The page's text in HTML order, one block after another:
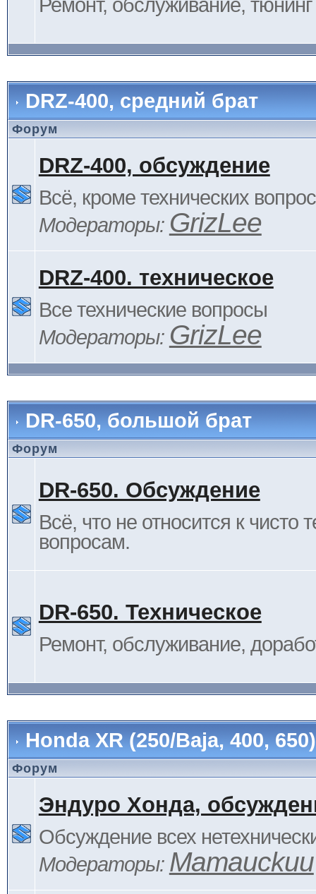
Ремонт, обслуживание, тюнинг
DRZ-400, средний брат
Форум
DRZ-400, обсуждение
Всё, кроме технических
Модераторы: GrizLee
DRZ-400. техническое
Все технические вопросы
Модераторы: GrizLee
DR-650, большой брат
Форум
DR-650. Обсуждение
Всё, что не относится к чисто
вопросам.
DR-650. Техническое
Ремонт, обслуживание,
Honda XR (250/Baja, 400,
Форум
Эндуро Хонда,
Обсуждение всех
Модераторы: Mamauckuu